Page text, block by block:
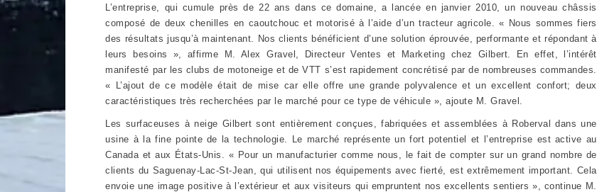
L’entreprise, qui cumule près de 22 ans dans ce domaine, a lancée en janvier 2010, un nouveau châssis
composé de deux chenilles en caoutchouc et motorisé à l’aide d’un tracteur agricole. « Nous sommes fiers
des résultats jusqu’à maintenant. Nos clients bénéficient d’une solution éprouvée, performante et répondant à
leurs besoins », affirme M. Alex Gravel, Directeur Ventes et Marketing chez Gilbert. En effet, l’intérêt
manifesté par les clubs de motoneige et de VTT s’est rapidement concrétisé par de nombreuses commandes.
« L’ajout de ce modèle était de mise car elle offre une grande polyvalence et un excellent confort; deux
caractéristiques très recherchées par le marché pour ce type de véhicule », ajoute M. Gravel.
Les surfaceuses à neige Gilbert sont entièrement conçues, fabriquées et assemblées à Roberval dans une
usine à la fine pointe de la technologie. Le marché représente un fort potentiel et l’entreprise est active au
Canada et aux États-Unis. « Pour un manufacturier comme nous, le fait de compter sur un grand nombre de
clients du Saguenay-Lac-St-Jean, qui utilisent nos équipements avec fierté, est extrêmement important. Cela
envoie une image positive à l’extérieur et aux visiteurs qui empruntent nos excellents sentiers », continue M.